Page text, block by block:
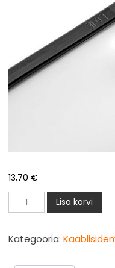
13,70€
Kaabliside
7,6x450mm
kogus
Lisa korvi
Kategooria: